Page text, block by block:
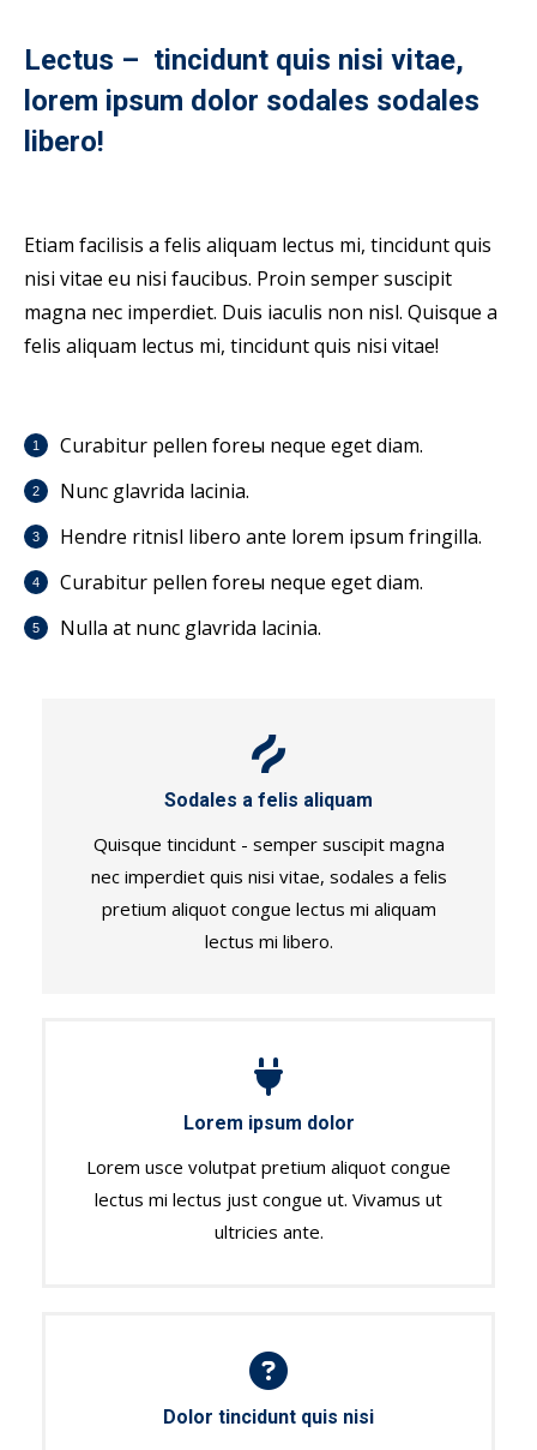
Lectus – tincidunt quis nisi vitae,
lorem ipsum dolor sodales sodales
libero!
Etiam facilisis a felis aliquam lectus mi, tincidunt quis
nisi vitae eu nisi faucibus. Proin semper suscipit
magna nec imperdiet. Duis iaculis non nisl. Quisque a
felis aliquam lectus mi, tincidunt quis nisi vitae!
Curabitur pellen foreы neque eget diam.
Nunc glavrida lacinia.
Hendre ritnisl libero ante lorem ipsum fringilla.
Curabitur pellen foreы neque eget diam.
Nulla at nunc glavrida lacinia.
Sodales a felis aliquam
Quisque tincidunt - semper suscipit magna
nec imperdiet quis nisi vitae, sodales a felis
pretium aliquot congue lectus mi aliquam
lectus mi libero.
Lorem ipsum dolor
Lorem usce volutpat pretium aliquot congue
lectus mi lectus just congue ut. Vivamus ut
ultricies ante.
Dolor tincidunt quis nisi